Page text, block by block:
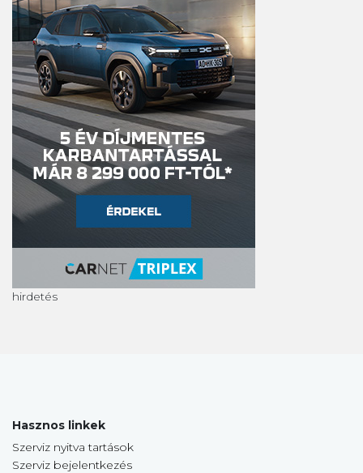
hirdetés
Hasznos linkek
Szerviz nyitva tartások
Szerviz bejelentkezés